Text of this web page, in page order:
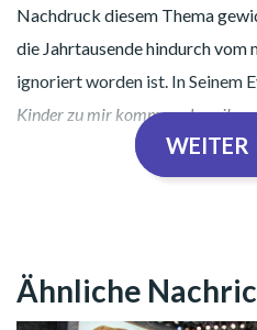
Nachdruck diesem Thema
die Jahrtausende hindurch vom
ignoriert worden ist. In Seinem
Kinder zu mir kommen, denn
„wer das Reich Gottes nicht so
nicht hineinkommen“
Tela: Heinrich Hofmann
WEITER
Ähnliche